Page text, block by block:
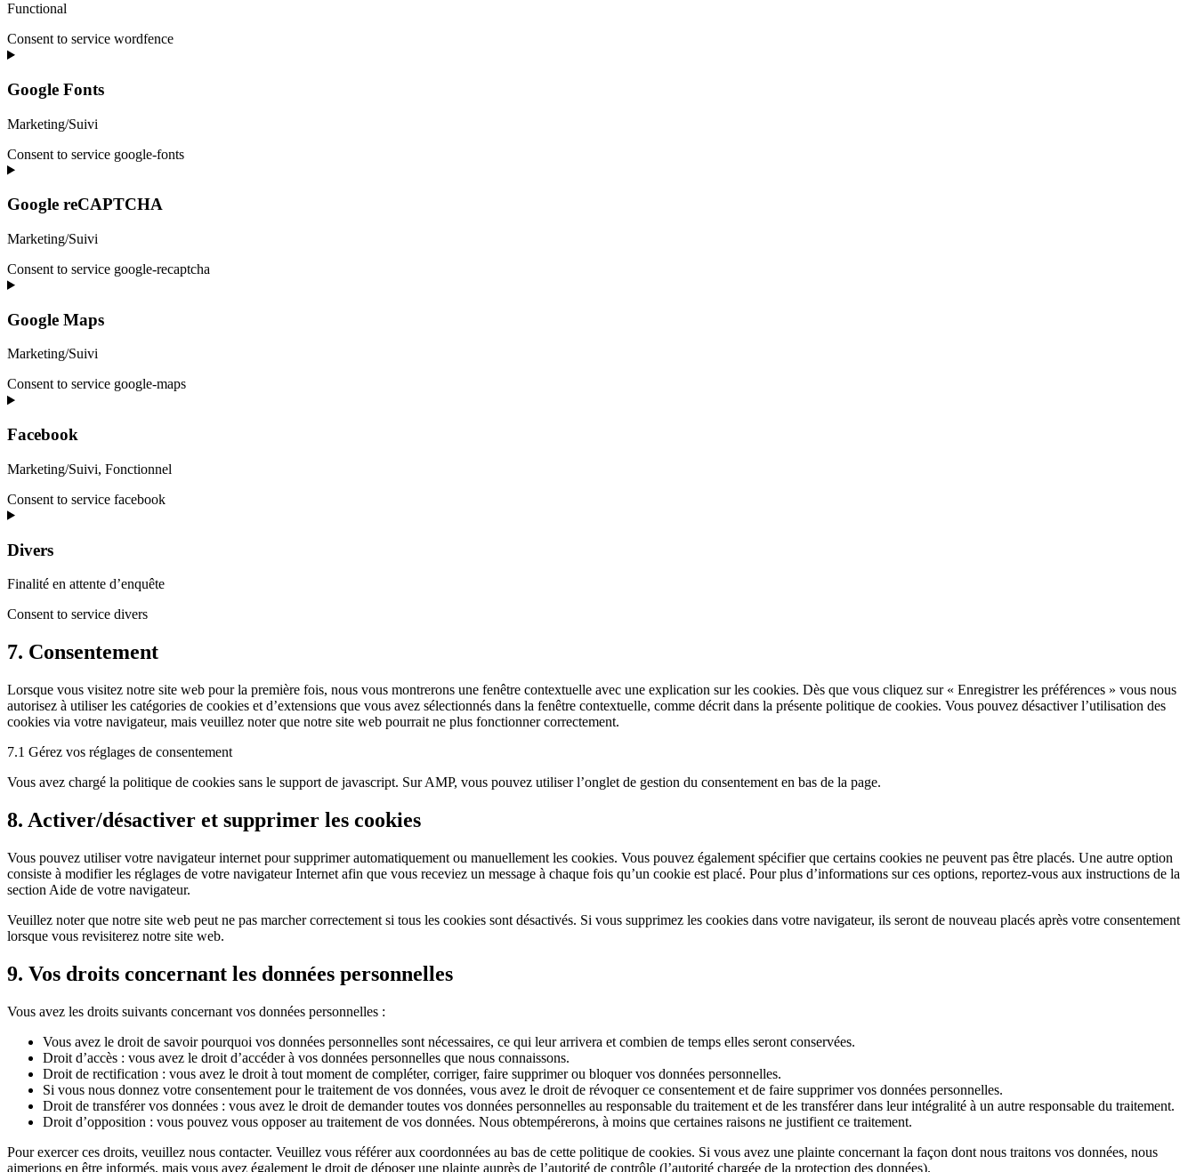
Functional
Consent to service wordfence
Google Fonts
Marketing/Suivi
Consent to service google-fonts
Google reCAPTCHA
Marketing/Suivi
Consent to service google-recaptcha
Google Maps
Marketing/Suivi
Consent to service google-maps
Facebook
Marketing/Suivi, Fonctionnel
Consent to service facebook
Divers
Finalité en attente d’enquête
Consent to service divers
7. Consentement
Lorsque vous visitez notre site web pour la première fois, nous vous montrerons une fenêtre contextuelle avec une explication sur les cookies. Dès que vous cliquez sur « Enregistrer les préférences » vous nous
autorisez à utiliser les catégories de cookies et d’extensions que vous avez sélectionnés dans la fenêtre contextuelle, comme décrit dans la présente politique de cookies. Vous pouvez désactiver l’utilisation des
cookies via votre navigateur, mais veuillez noter que notre site web pourrait ne plus fonctionner correctement.
7.1 Gérez vos réglages de consentement
Vous avez chargé la politique de cookies sans le support de javascript. Sur AMP, vous pouvez utiliser l’onglet de gestion du consentement en bas de la page.
8. Activer/désactiver et supprimer les cookies
Vous pouvez utiliser votre navigateur internet pour supprimer automatiquement ou manuellement les cookies. Vous pouvez également spécifier que certains cookies ne peuvent pas être placés. Une autre option
consiste à modifier les réglages de votre navigateur Internet afin que vous receviez un message à chaque fois qu’un cookie est placé. Pour plus d’informations sur ces options, reportez-vous aux instructions de la
section Aide de votre navigateur.
Veuillez noter que notre site web peut ne pas marcher correctement si tous les cookies sont désactivés. Si vous supprimez les cookies dans votre navigateur, ils seront de nouveau placés après votre consentement
lorsque vous revisiterez notre site web.
9. Vos droits concernant les données personnelles
Vous avez les droits suivants concernant vos données personnelles :
Vous avez le droit de savoir pourquoi vos données personnelles sont nécessaires, ce qui leur arrivera et combien de temps elles seront conservées.
Droit d’accès : vous avez le droit d’accéder à vos données personnelles que nous connaissons.
Droit de rectification : vous avez le droit à tout moment de compléter, corriger, faire supprimer ou bloquer vos données personnelles.
Si vous nous donnez votre consentement pour le traitement de vos données, vous avez le droit de révoquer ce consentement et de faire supprimer vos données personnelles.
Droit de transférer vos données : vous avez le droit de demander toutes vos données personnelles au responsable du traitement et de les transférer dans leur intégralité à un autre responsable du traitement.
Droit d’opposition : vous pouvez vous opposer au traitement de vos données. Nous obtempérerons, à moins que certaines raisons ne justifient ce traitement.
Pour exercer ces droits, veuillez nous contacter. Veuillez vous référer aux coordonnées au bas de cette politique de cookies. Si vous avez une plainte concernant la façon dont nous traitons vos données, nous
aimerions en être informés, mais vous avez également le droit de déposer une plainte auprès de l’autorité de contrôle (l’autorité chargée de la protection des données).